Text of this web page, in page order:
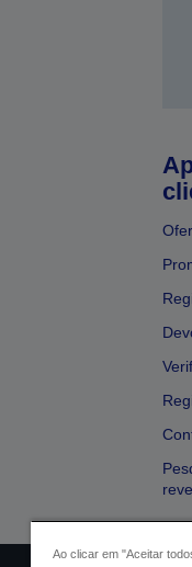
Ao clicar em "Aceitar